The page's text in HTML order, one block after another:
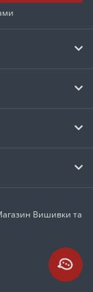
Вишивки та